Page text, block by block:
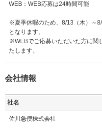
WEB：WEB応募は24時間可能
※夏季休暇のため、8/13（木）～
となります。
※WEBでご応募いただいた方に関
たします。
会社情報
社名
佐川急便株式会社